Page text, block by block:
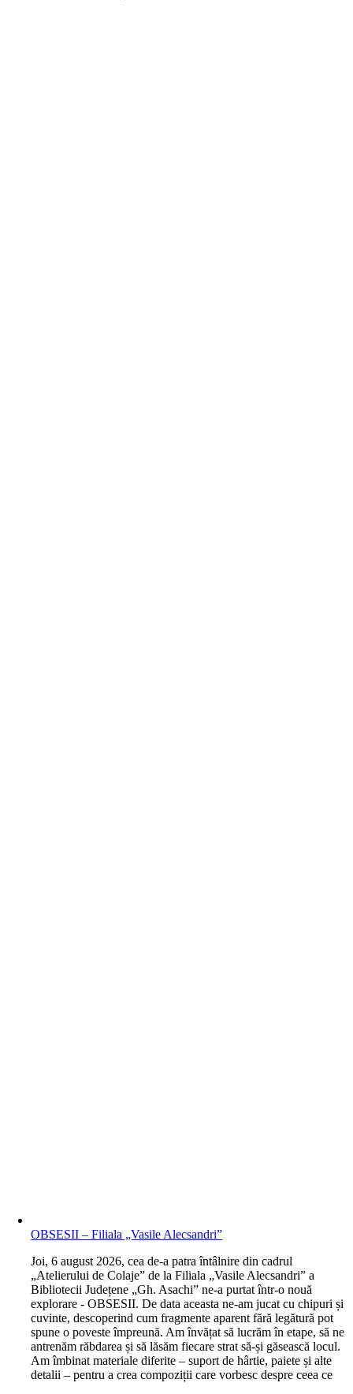
OBSESII – Filiala „Vasile Alecsandri”
Joi, 6 august 2026, cea de-a patra întâlnire din cadrul
„Atelierului de Colaje” de la Filiala „Vasile Alecsandri” a
Bibliotecii Județene „Gh. Asachi” ne-a purtat într-o nouă
explorare - OBSESII. De data aceasta ne-am jucat cu chipuri și
cuvinte, descoperind cum fragmente aparent fără legătură pot
spune o poveste împreună. Am învățat să lucrăm în etape, să ne
antrenăm răbdarea și să lăsăm fiecare strat să-și găsească locul.
Am îmbinat materiale diferite – suport de hârtie, paiete și alte
detalii – pentru a crea compoziții care vorbesc despre ceea ce